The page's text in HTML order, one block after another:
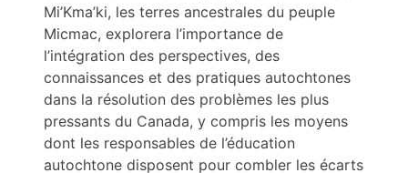
Mi’Kma’ki, les terres ancestrales du peuple
Micmac, explorera l’importance de
l’intégration des perspectives, des
connaissances et des pratiques autochtones
dans la résolution des problèmes les plus
pressants du Canada, y compris les moyens
dont les responsables de l’éducation
autochtone disposent pour combler les écarts